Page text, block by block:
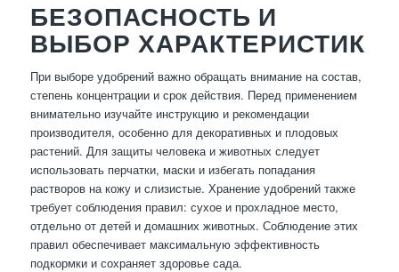
БЕЗОПАСНОСТЬ И
ВЫБОР ХАРАКТЕРИСТИК
При выборе удобрений важно обращать внимание на состав,
степень концентрации и срок действия. Перед применением
внимательно изучайте инструкцию и рекомендации
производителя, особенно для декоративных и плодовых
растений. Для защиты человека и животных следует
использовать перчатки, маски и избегать попадания
растворов на кожу и слизистые. Хранение удобрений также
требует соблюдения правил: сухое и прохладное место,
отдельно от детей и домашних животных. Соблюдение этих
правил обеспечивает максимальную эффективность
подкормки и сохраняет здоровье сада.